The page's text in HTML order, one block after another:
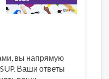
вы напрямую
Ваши ответы